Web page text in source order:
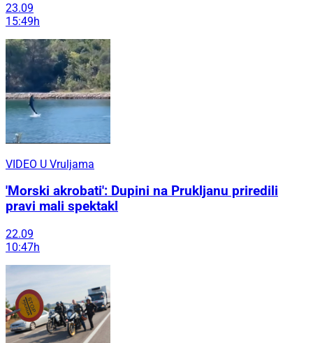
23.09
15:49h
VIDEO U Vruljama
'Morski akrobati': Dupini na Prukljanu priredili
pravi mali spektakl
22.09
10:47h